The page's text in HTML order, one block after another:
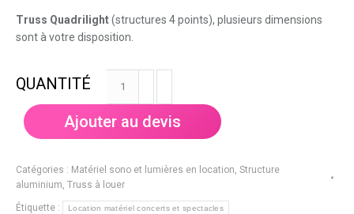
Truss Quadrilight(structures 4 points), plusieurs dimensions
sont à votre disposition.
Prolyte
1,5
Ajouter au devis
Catégories : Matériel sono et lumières en location Structure
aluminium, Truss à louer
Étiquette : Location matériel concerts et spectacles